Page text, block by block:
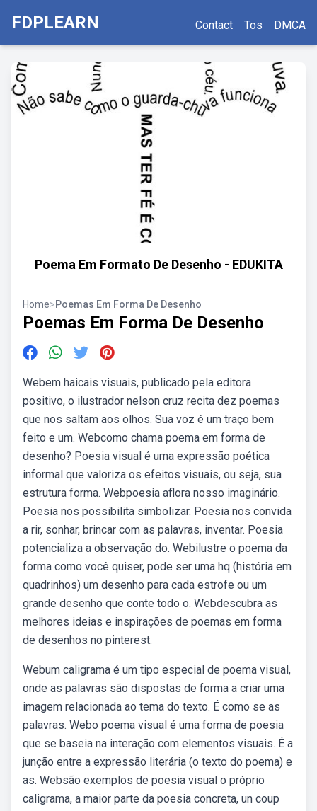
FDPLEARN Contact Tos DMCA
Poema Em Formato De Desenho - EDUKITA
Home>Poemas Em Forma De Desenho
Poemas Em Forma De Desenho
Webem haicais visuais, publicado pela editora
positivo, o ilustrador nelson cruz recita dez poemas
que nos saltam aos olhos. Sua voz é um traço bem
feito e um. Webcomo chama poema em forma de
desenho? Poesia visual é uma expressão poética
informal que valoriza os efeitos visuais, ou seja, sua
estrutura forma. Webpoesia aflora nosso imaginário.
Poesia nos possibilita simbolizar. Poesia nos convida
a rir, sonhar, brincar com as palavras, inventar. Poesia
potencializa a observação do. Webilustre o poema da
forma como você quiser, pode ser uma hq (história em
quadrinhos) um desenho para cada estrofe ou um
grande desenho que conte todo o. Webdescubra as
melhores ideias e inspirações de poemas em forma
de desenhos no pinterest.
Webum caligrama é um tipo especial de poema visual,
onde as palavras são dispostas de forma a criar uma
imagem relacionada ao tema do texto. É como se as
palavras. Webo poema visual é uma forma de poesia
que se baseia na interação com elementos visuais. É a
junção entre a expressão literária (o texto do poema) e
as. Websão exemplos de poesia visual o próprio
caligrama, a maior parte da poesia concreta, un coup